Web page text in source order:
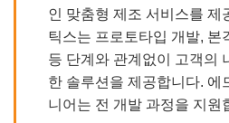
인 맞춤형 제조 서비스를 제
틱스는 프로토타입 개발, 본
등 단계와 관계없이 고객의
한 솔루션을 제공합니다. 에
니어는 전 개발 과정을 지원